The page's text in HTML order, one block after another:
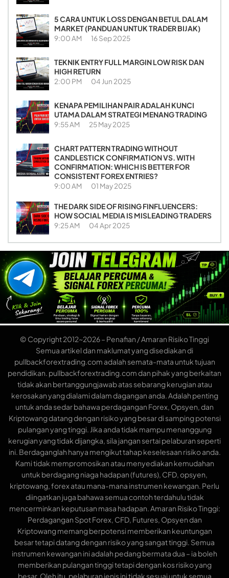
5 CARA UNTUK LOSS DENGAN BETUL DALAM
MARKET (PANDUAN UNTUK TRADER BIJAK)
9:00 AM 16 Sep 2025
TEKNIK ENTRY FULL MARGIN LOW RISK DAN
HIGH RETURN
2:00 PM 04 Jun 2025
KENAPA PEMILIHAN PAIR ADALAH KUNCI
UTAMA DALAM STRATEGI MENANG TRADING
9:55 AM 25 May 2025
CHART PATTERN TRADING WITHOUT
CANDLESTICK CONFIRMATION VS. WITH
CONFIRMATION: WHICH IS BETTER FOR
CONSISTENT FOREX ENTRIES?
9:00 AM 01 May 2025
THE DARK SIDE OF RISING FINFLUENCERS:
HOW SOCIAL MEDIA IS MISLEADING TRADERS
9:25 AM 04 Apr 2025
© Copyright 2012~2026 – Penafian / Amaran Risiko Tinggi
Semua artikel dan maklumat yang disediakan di
pullbackforextrading.com adalah semata-mata untuk tujuan
pendidikan. pullbackforextrading.com dan pihak yang berkaitan
tidak akan bertanggungjawab atas sebarang kerugian atau
kerosakan yang dialami dalam dagangan anda. Adalah penting
untuk anda sedar bahawa perdagangan Forex, Opsyen, dan
Kriptowang datang dengan risiko yang besar di samping potensi
pulangan yang tinggi. Jika anda tidak mampu menanggung
kerugian yang tidak dijangka, sila jangan sertai pelaburan seperti
ini. Berdaganglah hanya mengikut tahap keselesaan risiko anda.
Kami tidak mempromosikan atau menyediakan kemudahan
untuk berdagang niaga hadapan (futures), CFD, opsyen,
kriptowang, forex atau mana-mana instrumen kewangan. Perlu
diingatkan juga bahawa semua contoh terdahulu tidak
mencerminkan keputusan masa hadapan. Amaran Risiko Tinggi:
Perdagangan Spot Forex, CFD, Futures, Opsyen dan
Kriptowang memang berpotensi memberikan keuntungan
besar tetapi datang dengan risiko yang sangat tinggi. Semua
instrumen kewangan ini adalah pedang bermata dua – ia boleh
memberikan pulangan tinggi tetapi dengan kos risiko yang
besar. Oleh itu, pelaburan jenis ini tidak sesuai untuk semua